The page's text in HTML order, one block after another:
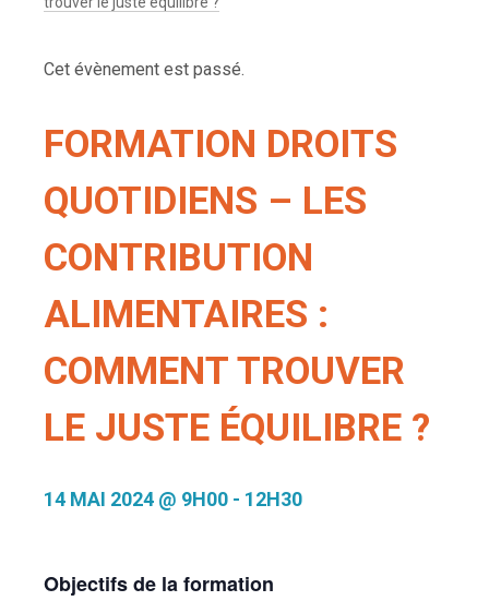
Cet évènement est passé.
FORMATION DROITS
QUOTIDIENS – LES
CONTRIBUTION
ALIMENTAIRES :
COMMENT TROUVER
LE JUSTE ÉQUILIBRE ?
14 MAI 2024 @ 9H00 - 12H30
Objectifs de la formation